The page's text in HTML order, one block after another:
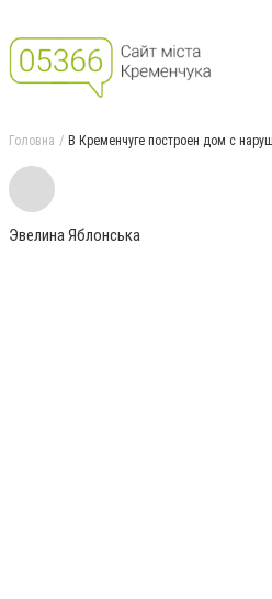
Головна В Кременчуге построен дом с
Эвелина Яблонська